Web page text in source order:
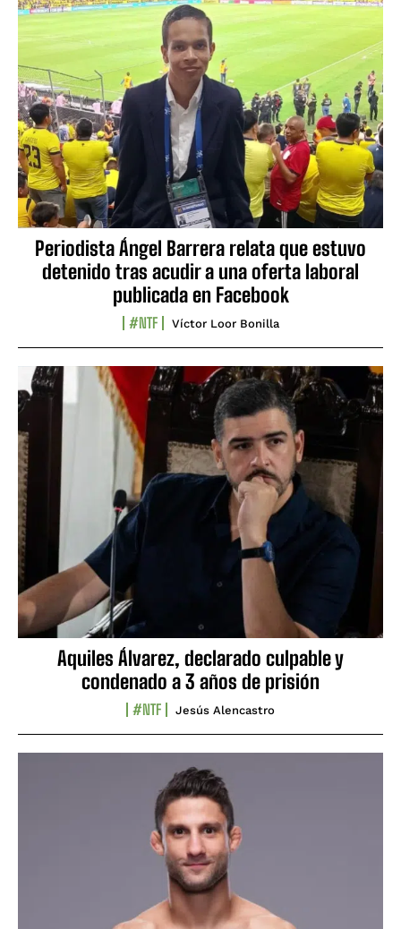
Periodista Ángel Barrera relata que estuvo
detenido tras acudir a una oferta laboral
publicada en Facebook
#NTF Víctor Loor Bonilla
Aquiles Álvarez, declarado culpable y
condenado a 3 años de prisión
#NTF Jesús Alencastro